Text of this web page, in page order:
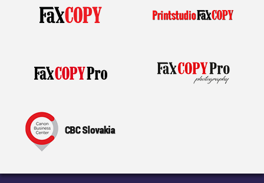
PO-PIA 7:30 - 17:00 napíšte nám
Novinky Blog
Môj profil